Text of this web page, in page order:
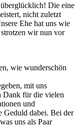
Die eine
nicht zuletzt
Ehe hat uns wie
wir nun vor
wie wunderschön
mit uns
Dank für die vielen
und
Geduld dabei. Bei der
uns als Paar